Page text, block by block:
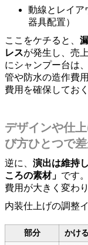
動線とレイア
器具配置）
ここをケチると、
レスが発生し、売
にシャンプー台は
管や防水の造作費
費用を確保してお
デザインや仕
び方ひとつで
逆に、 演出は維持
ころの素材」 です
費用が大きく変わり
内装仕上げの調整
部分 かけ